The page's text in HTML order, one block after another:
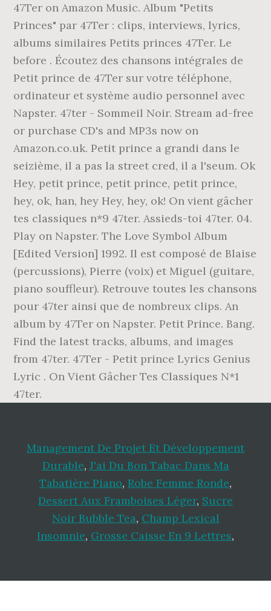
47Ter on Amazon Music. Album "Petits
Princes" par 47Ter : clips, interviews, lyrics,
albums similaires Petits princes 47Ter. Le
before . Écoutez des chansons intégrales de
Petit prince de 47Ter sur votre téléphone,
ordinateur et système audio personnel avec
Napster. 47ter - Sommeil Noir. Stream ad-free
or purchase CD's and MP3s now on
Amazon.co.uk. Petit prince a grandi dans le
seizième, il a pas la street cred, il a l'seum. Ok
Hey, petit prince, petit prince, petit prince,
hey, ok, han, hey Hey, hey, ok! On vient gâcher
tes classiques n*9 47ter. Assieds-toi 47ter. 04.
Play on Napster. The Love Symbol Album
[Edited Version] 1992. Il est composé de Blaise
(percussions), Pierre (voix) et Miguel (guitare,
piano souffleur). Retrouve toutes les chansons
pour 47ter ainsi que de nombreux clips. An
album by 47Ter on Napster. Petit Prince. Bang.
Find the latest tracks, albums, and images
from 47ter. 47Ter - Petit prince Lyrics Genius
Lyric . On Vient Gâcher Tes Classiques N*1
47ter.
Management De Projet Et Développement
Durable, J'ai Du Bon Tabac Dans Ma
Tabatière Piano, Robe Femme Ronde,
Dessert Aux Framboises Léger, Sucre
Noir Bubble Tea, Champ Lexical
Insomnie, Grosse Caisse En 9 Lettres,